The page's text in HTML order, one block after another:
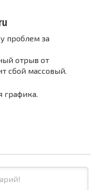
проблем за
отрыв от
сбой массовый.
графика.